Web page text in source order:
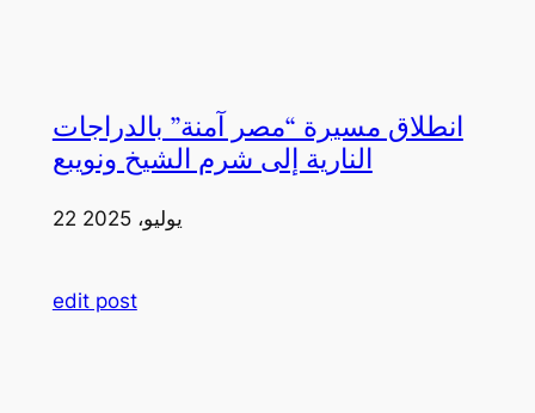
انطلاق مسيرة “مصر آمنة” بالدراجات
النارية إلى شرم الشيخ ونويبع
22 يوليو، 2025
edit post